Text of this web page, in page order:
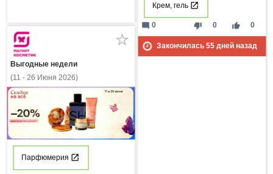
Крем, гель
thumb_down 0 thumb_up 0
mode_comment 0
Закончилась 55дней назад
Выгодные недели
(11 - 26 Июня 2026)
Парфюмерия